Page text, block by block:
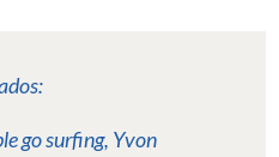
go surfing, Yvon